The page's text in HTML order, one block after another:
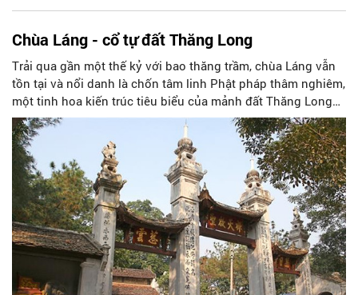
Chùa Láng - cổ tự đất Thăng Long
Trải qua gần một thế kỷ với bao thăng trầm, chùa Láng vẫn
tồn tại và nổi danh là chốn tâm linh Phật pháp thâm nghiêm,
một tinh hoa kiến trúc tiêu biểu của mảnh đất Thăng Long
nghìn năm văn hiến.